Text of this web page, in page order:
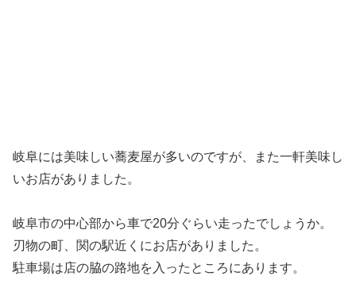
岐阜には美味しい蕎麦屋が多いのですが、また一軒美味し
いお店がありました。
岐阜市の中心部から車で20分ぐらい走ったでしょうか。
刃物の町、関の駅近くにお店がありました。
駐車場は店の脇の路地を入ったところにあります。